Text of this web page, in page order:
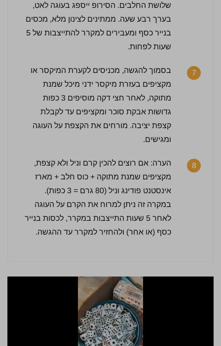
שלושת החלבים. הסירופ ייספג בעוגה לאט,
בערך רבע שעה. ממתינים לצינון מלא, מכסים
בנייר כסף ומעבירים למקרר להתייצבות של 5
שעות לפחות.
7
בסמוך להגשה, מכניסים לקערת המיקסר או
מקציפים בעזרת מיקסר ידני מיכל שמנת
מתוקה, לאחר חצי דקה מוסיפים 3 כפות
גדושות אבקת סוכר ומקציפים עד לקבלת
קצפת יציבה. מורחים את הקצפת על העוגה
ומגישים.
8
הערה: אם רוצים להכין קרם וניל ולא קצפת,
מקציפים שמנת מתוקה + כוס חלב + מארז
אינסטנט פודינג וניל (80 גרם = 3 כפות).
במקרה זה ניתן למרוח את הקרם על העוגה
לאחר 5 שעות התייצבות במקרר, לכסות בנייר
כסף (או אחר) ולהחזיר למקרר עד ההגשה.